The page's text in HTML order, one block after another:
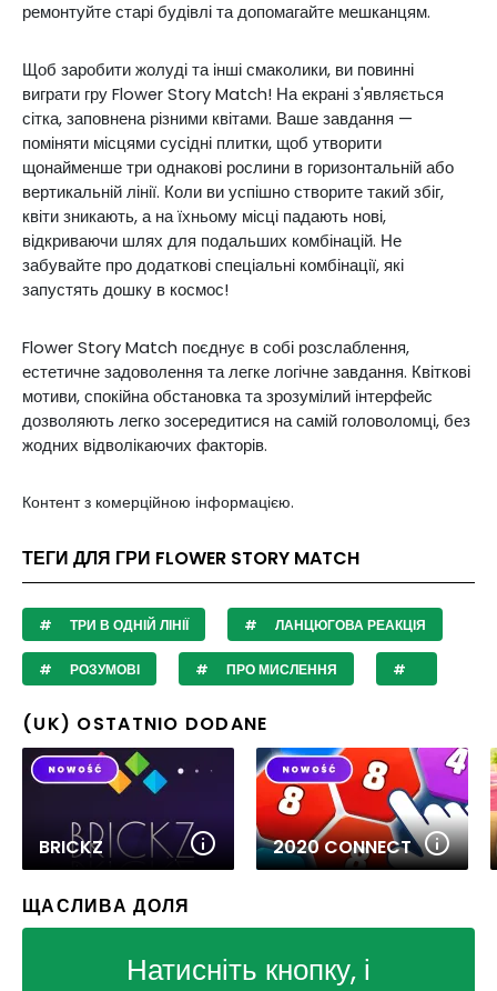
ремонтуйте старі будівлі та допомагайте мешканцям.
Щоб заробити жолуді та інші смаколики, ви повинні
виграти гру Flower Story Match! На екрані з'являється
сітка, заповнена різними квітами. Ваше завдання —
поміняти місцями сусідні плитки, щоб утворити
щонайменше три однакові рослини в горизонтальній або
вертикальній лінії. Коли ви успішно створите такий збіг,
квіти зникають, а на їхньому місці падають нові,
відкриваючи шлях для подальших комбінацій. Не
забувайте про додаткові спеціальні комбінації, які
запустять дошку в космос!
Flower Story Match поєднує в собі розслаблення,
естетичне задоволення та легке логічне завдання. Квіткові
мотиви, спокійна обстановка та зрозумілий інтерфейс
дозволяють легко зосередитися на самій головоломці, без
жодних відволікаючих факторів.
Контент з комерційною інформацією.
ТЕГИ ДЛЯ ГРИ FLOWER STORY MATCH
ТРИ В ОДНІЙ ЛІНІЇ ЛАНЦЮГОВА РЕАКЦІЯ
РОЗУМОВІ ПРО МИСЛЕННЯ
(UK) OSTATNIO DODANE
BRICKZ 2020 CONNECT
ЩАСЛИВА ДОЛЯ
Натисніть кнопку, і